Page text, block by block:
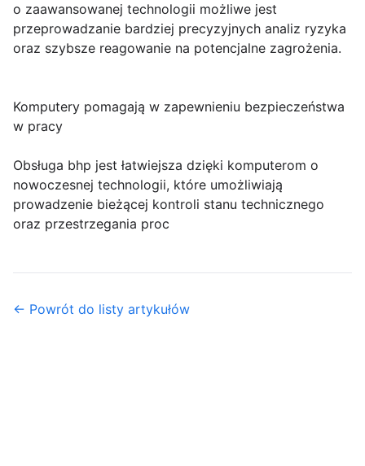
o zaawansowanej technologii możliwe jest
przeprowadzanie bardziej precyzyjnych analiz ryzyka
oraz szybsze reagowanie na potencjalne zagrożenia.
Komputery pomagają w zapewnieniu bezpieczeństwa
w pracy
Obsługa bhp jest łatwiejsza dzięki komputerom o
nowoczesnej technologii, które umożliwiają
prowadzenie bieżącej kontroli stanu technicznego
oraz przestrzegania proc
← Powrót do listy artykułów